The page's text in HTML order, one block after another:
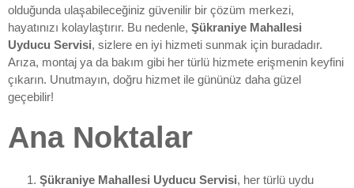
olduğunda ulaşabileceğiniz güvenilir bir çözüm merkezi,
hayatınızı kolaylaştırır. Bu nedenle, Şükraniye Mahallesi
Uyducu Servisi, sizlere en iyi hizmeti sunmak için buradadır.
Arıza, montaj ya da bakım gibi her türlü hizmete erişmenin keyfini
çıkarın. Unutmayın, doğru hizmet ile gününüz daha güzel
geçebilir!
Ana Noktalar
Şükraniye Mahallesi Uyducu Servisi, her türlü uydu